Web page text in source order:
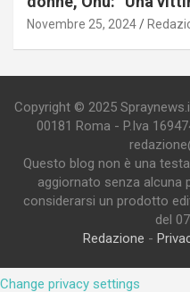
Novembre 25, 2024
Copyright © 2025
00181 Roma - P.Iva
Questo blog non è una
aggiornato senza alcuna
considerarsi un prodotto
del
Redazione -
Change privacy settings